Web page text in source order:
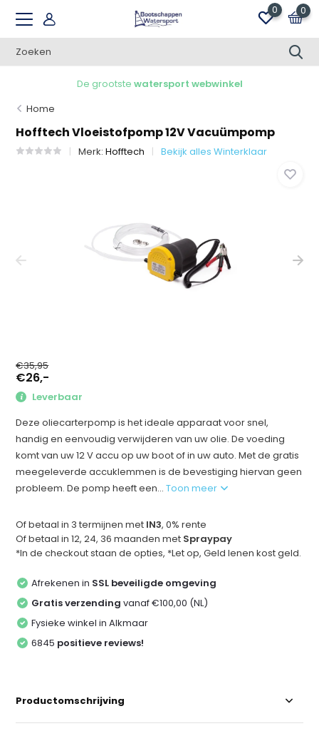
0 0
De grootstewatersport webwinkel
Home
Hofftech Vloeistofpomp 12V Vacuümpomp
Merk:Hofftech Bekijk alles Winterklaar
€35,95
€26,-
Leverbaar
Deze oliecarterpomp is het ideale apparaat voor snel,
handig en eenvoudig verwijderen van uw olie. De voeding
komt van uw 12 V accu op uw boot of in uw auto. Met de gratis
meegeleverde accuklemmen is de bevestiging hiervan geen
probleem. De pomp heeft een...Toon meer
Of betaal in 3 termijnen met IN3, 0% rente
Of betaal in 12, 24, 36 maanden met Spraypay
*In de checkout staan de opties, *Let op, Geld lenen kost geld.
Afrekenen in SSL beveiligde omgeving
Gratis verzending vanaf €100,00 (NL)
Fysieke winkel in Alkmaar
6845 positieve reviews!
Productomschrijving